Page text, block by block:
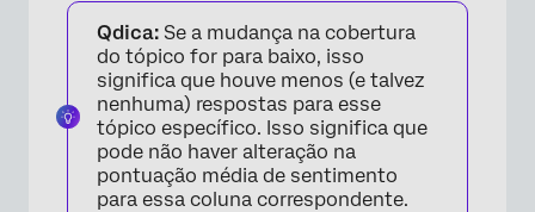
Qdica: Se a mudança na cobertura
do tópico for para baixo, isso
significa que houve menos (e talvez
nenhuma) respostas para esse
tópico específico. Isso significa que
pode não haver alteração na
pontuação média de sentimento
para essa coluna correspondente.